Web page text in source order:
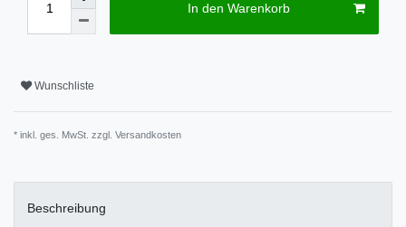
In den Warenkorb
Wunschliste
* inkl. ges. MwSt. zzgl. Versandkosten
Beschreibung